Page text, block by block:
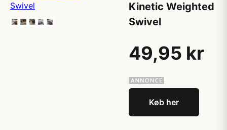
Kinetic Weighted
Swivel
49,95 kr
Køb her